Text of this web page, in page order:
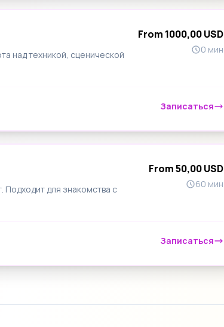
над техникой, сценической
From 1000,00 USD
0 мин
Записаться
Подходит для знакомства с
From 50,00 USD
60 мин
Записаться